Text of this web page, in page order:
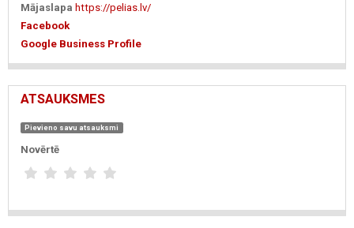
Mājaslapa https://pelias.lv/
Facebook
Google Business Profile
ATSAUKSMES
Pievieno savu atsauksmi
Novērtē